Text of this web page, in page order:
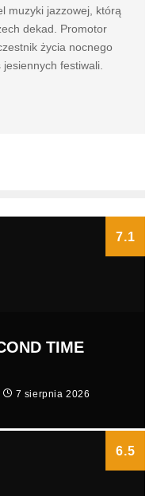
muzyki jazzowej, którą
dekad. Promotor
życia nocnego
jesiennych festiwali.
7.1
TIME
7 sierpnia 2026
6.5